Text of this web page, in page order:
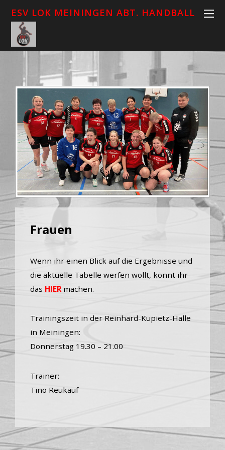
ESV LOK MEININGEN ABT. HANDBALL
Frauen
Wenn ihr einen Blick auf die Ergebnisse und
die aktuelle Tabelle werfen wollt, könnt ihr
das HIER machen.
Trainingszeit in der Reinhard-Kupietz-Halle
in Meiningen:
Donnerstag 19.30 – 21.00
Trainer:
Tino Reukauf